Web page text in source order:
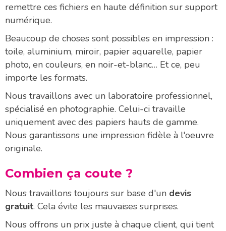
remettre ces fichiers en haute définition sur support
numérique.
Beaucoup de choses sont possibles en impression :
toile, aluminium, miroir, papier aquarelle, papier
photo, en couleurs, en noir-et-blanc… Et ce, peu
importe les formats.
Nous travaillons avec un laboratoire professionnel,
spécialisé en photographie. Celui-ci travaille
uniquement avec des papiers hauts de gamme.
Nous garantissons une impression fidèle à l'oeuvre
originale.
Combien ça coute ?
Nous travaillons toujours sur base d'un devis
gratuit. Cela évite les mauvaises surprises.
Nous offrons un prix juste à chaque client, qui tient